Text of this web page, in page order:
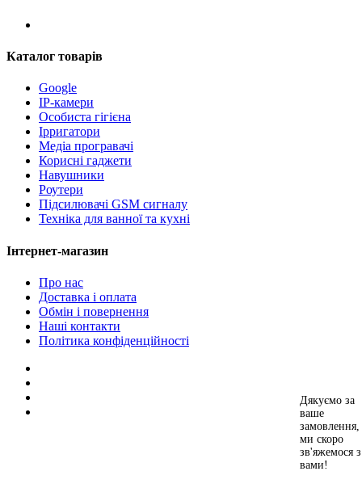
Дякуємо за
ваше
замовлення,
ми скоро
зв'яжемося з
вами!
Каталог товарів
Google
IP-камери
Особиста гігієна
Ірригатори
Медіа програвачі
Корисні гаджети
Навушники
Роутери
Підсилювачі GSM сигналу
Техніка для ванної та кухні
Інтернет-магазин
Про нас
Доставка і оплата
Обмін і повернення
Наші контакти
Політика конфіденційності